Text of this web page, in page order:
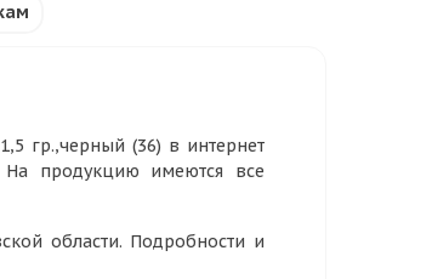
гр.,черный (36) в интернет
продукцию имеются все
области. Подробности и